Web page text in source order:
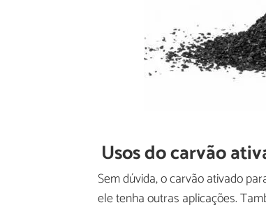
Usos do carvão
Sem dúvida, o carvão ativado
ele tenha outras aplicações.